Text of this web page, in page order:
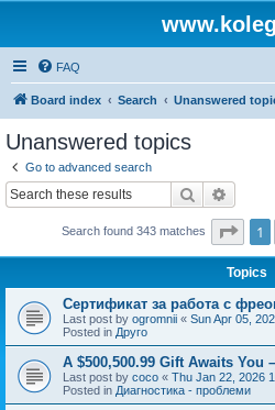
FAQ
Board index Search Unanswered
Unanswered topics
Go to advanced search
Search
Search found 343 matches Page
1
Topics
Сертификат за работа с
Last post by ogromnii « Sun Apr 05,
Posted in Друго
A $500,500.99 Gift Awaits You
Last post by coco « Thu Jan 22, 2026
Posted in Диагностика - проблеми